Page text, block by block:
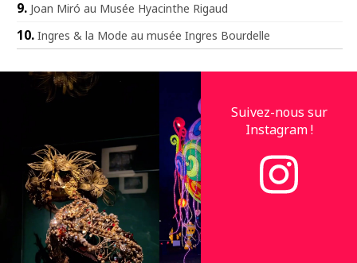
Joan Miró au Musée Hyacinthe Rigaud
Ingres & la Mode au musée Ingres Bourdelle
Suivez-nous sur
Instagram !